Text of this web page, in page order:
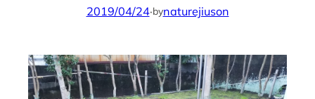
2019/04/24·bynaturejiuson